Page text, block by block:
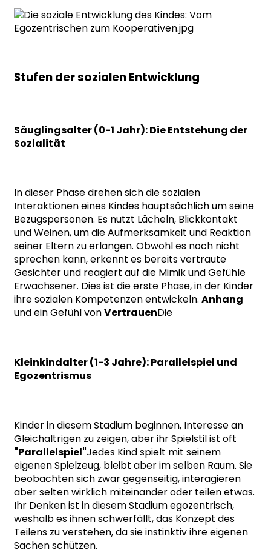
Stufen der sozialen Entwicklung
Säuglingsalter (0-1 Jahr): Die Entstehung der
Sozialität
In dieser Phase drehen sich die sozialen
Interaktionen eines Kindes hauptsächlich um seine
Bezugspersonen. Es nutzt Lächeln, Blickkontakt
und Weinen, um die Aufmerksamkeit und Reaktion
seiner Eltern zu erlangen. Obwohl es noch nicht
sprechen kann, erkennt es bereits vertraute
Gesichter und reagiert auf die Mimik und Gefühle
Erwachsener. Dies ist die erste Phase, in der Kinder
ihre sozialen Kompetenzen entwickeln. Anhang
und ein Gefühl vonVertrauenDie
Kleinkindalter (1-3 Jahre): Parallelspiel und
Egozentrismus
Kinder in diesem Stadium beginnen, Interesse an
Gleichaltrigen zu zeigen, aber ihr Spielstil ist oft
"Parallelspiel"Jedes Kind spielt mit seinem
eigenen Spielzeug, bleibt aber im selben Raum. Sie
beobachten sich zwar gegenseitig, interagieren
aber selten wirklich miteinander oder teilen etwas.
Ihr Denken ist in diesem Stadium egozentrisch,
weshalb es ihnen schwerfällt, das Konzept des
Teilens zu verstehen, da sie instinktiv ihre eigenen
Sachen schützen.